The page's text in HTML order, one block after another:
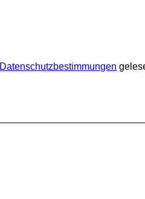
Datenschutzbestimmungen